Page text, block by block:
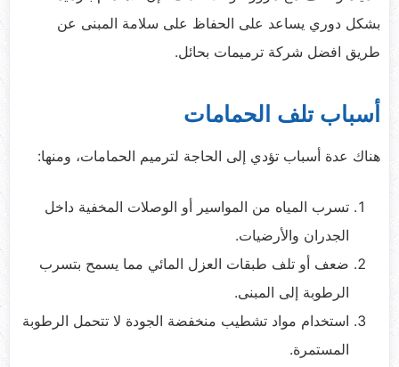
بشكل دوري يساعد على الحفاظ على سلامة المبنى عن
طريق افضل شركة ترميمات بحائل.
أسباب تلف الحمامات
هناك عدة أسباب تؤدي إلى الحاجة لترميم الحمامات، ومنها:
تسرب المياه من المواسير أو الوصلات المخفية داخل
الجدران والأرضيات.
ضعف أو تلف طبقات العزل المائي مما يسمح بتسرب
الرطوبة إلى المبنى.
استخدام مواد تشطيب منخفضة الجودة لا تتحمل الرطوبة
المستمرة.